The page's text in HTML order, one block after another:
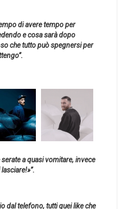
di avere tempo per
e cosa sarà dopo
che tutto può spegnersi per
a quasi vomitare, invece
dal telefono, tutti quei like che